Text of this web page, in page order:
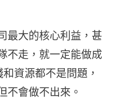
最大的核心利益，甚
不走，就一定能做成
資源都不是問題，
不會做不出來。